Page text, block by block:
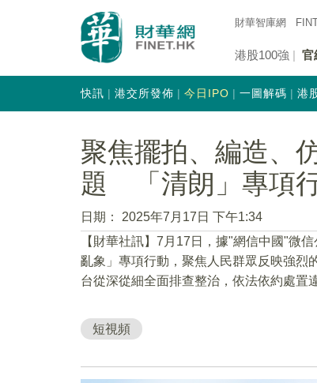
財華智庫網
港股100強 官
快訊 港交所發佈 今日IPO 一圖解碼 港
聚焦擺拍、編造、
題 「清朗」專項
日期：
2025年7月17日 下午1:34
【財華社訊】7月17日，據"網信中國"微
亂象」專項行動，聚焦人民群眾反映強烈
台從深從細全面排查整治，依法依約處置
短視頻